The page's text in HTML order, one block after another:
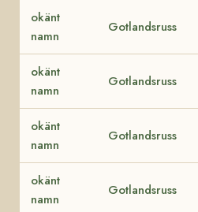
okänt
namn
Gotlandsruss
okänt
namn
Gotlandsruss
okänt
namn
Gotlandsruss
okänt
namn
Gotlandsruss